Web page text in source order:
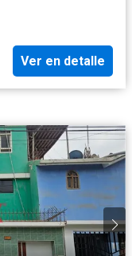
Ver en detalle